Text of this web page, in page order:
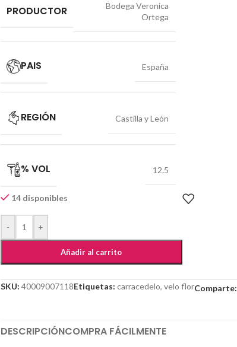
PRODUCTOR
Bodega Veronica
Ortega
PAIS España
REGIÓN Castilla y León
% VOL 12.5
14 disponibles
- +
Añadir al carrito
SKU: 40009007118Etiquetas: carracedelo, velo florComparte:
DESCRIPCIÓNCOMPRA FÁCILMENTE